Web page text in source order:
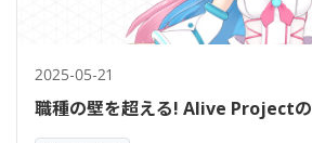
2025-05-21
職種の壁を超える! Alive Project